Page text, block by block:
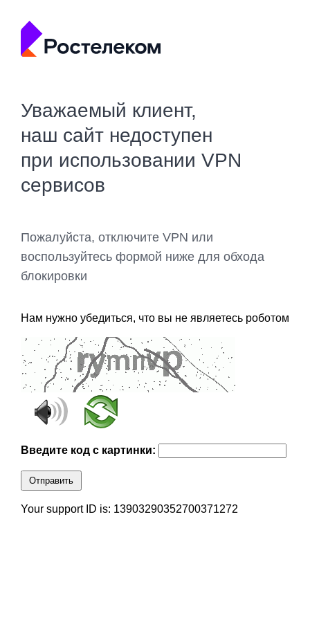
Уважаемый клиент,
наш сайт недоступен
при использовании VPN
сервисов
Пожалуйста, отключите VPN или
воспользуйтесь формой ниже для обхода
блокировки
Нам нужно убедиться, что вы не являетесь роботом
Введите код с картинки:
Отправить
Your support ID is: 13903290352700371272